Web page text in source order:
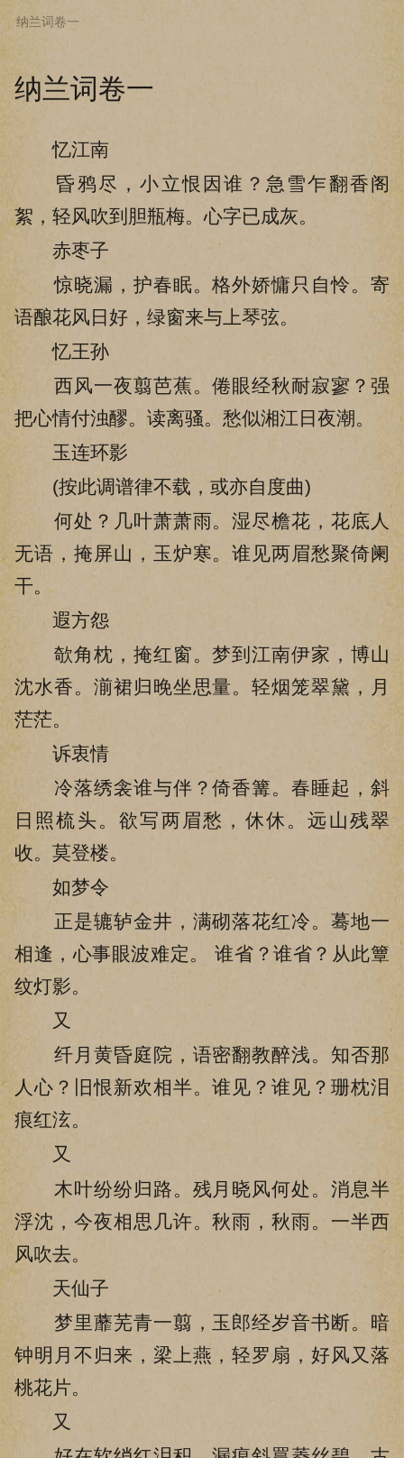
纳兰词卷一
忆江南
昏鸦尽，小立恨因谁？急雪乍翻香阁
絮，轻风吹到胆瓶梅。心字已成灰。
赤枣子
惊晓漏，护春眠。格外娇慵只自怜。寄
语酿花风日好，绿窗来与上琴弦。
忆王孙
西风一夜翦芭蕉。倦眼经秋耐寂寥？强
把心情付浊醪。读离骚。愁似湘江日夜潮。
玉连环影
(按此调谱律不载，或亦自度曲)
何处？几叶萧萧雨。湿尽檐花，花底人
无语，掩屏山，玉炉寒。谁见两眉愁聚倚阑
干。
遐方怨
欹角枕，掩红窗。梦到江南伊家，博山
沈水香。湔裙归晚坐思量。轻烟笼翠黛，月
茫茫。
诉衷情
冷落绣衾谁与伴？倚香篝。春睡起，斜
日照梳头。欲写两眉愁，休休。远山残翠
收。莫登楼。
如梦令
正是辘轳金井，满砌落花红冷。蓦地一
相逢，心事眼波难定。 谁省？谁省？从此簟
纹灯影。
又
纤月黄昏庭院，语密翻教醉浅。知否那
人心？旧恨新欢相半。谁见？谁见？珊枕泪
痕红泫。
又
木叶纷纷归路。残月晓风何处。消息半
浮沈，今夜相思几许。秋雨，秋雨。一半西
风吹去。
天仙子
梦里蘼芜青一翦，玉郎经岁音书断。暗
钟明月不归来，梁上燕，轻罗扇，好风又落
桃花片。
又
纳兰词卷一